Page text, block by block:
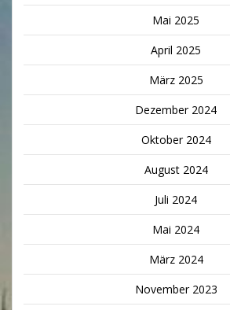
Mai 2025
April 2025
März 2025
Dezember 2024
Oktober 2024
August 2024
Juli 2024
Mai 2024
März 2024
November 2023